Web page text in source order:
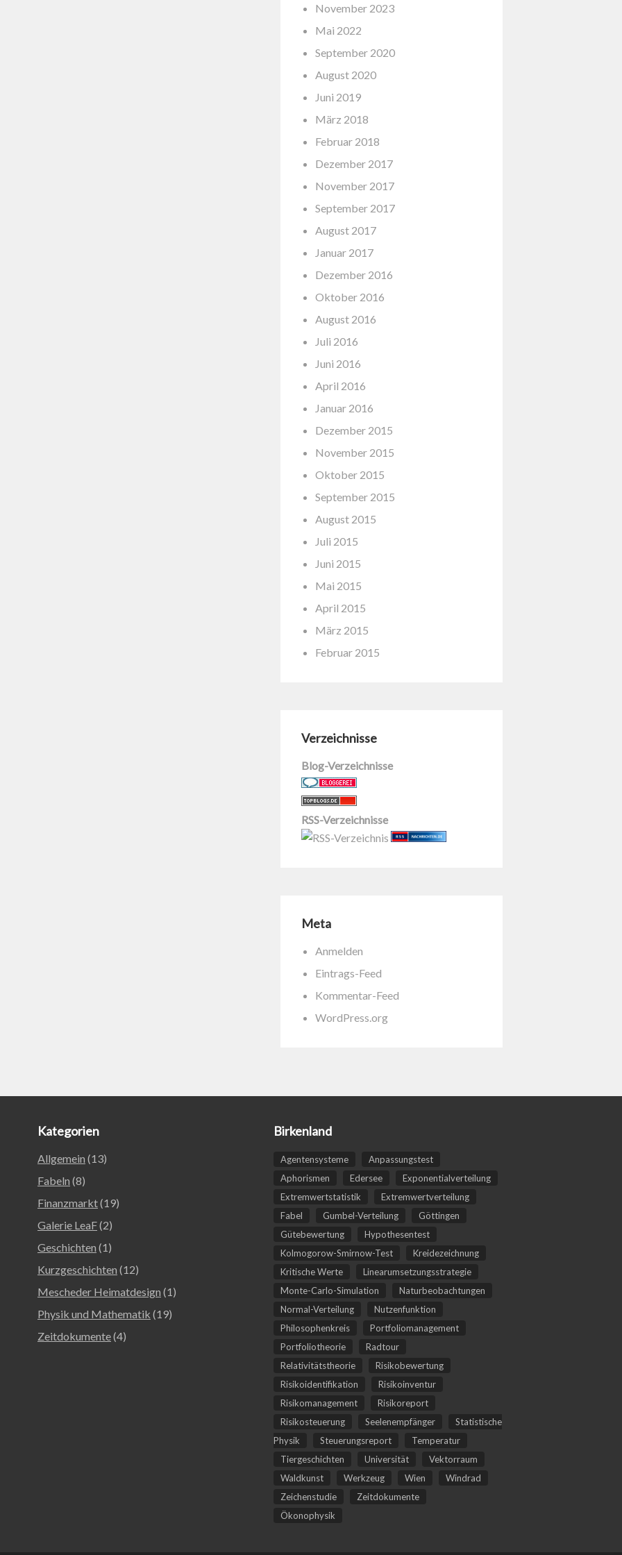
November 2023
Mai 2022
September 2020
August 2020
Juni 2019
März 2018
Februar 2018
Dezember 2017
November 2017
September 2017
August 2017
Januar 2017
Dezember 2016
Oktober 2016
August 2016
Juli 2016
Juni 2016
April 2016
Januar 2016
Dezember 2015
November 2015
Oktober 2015
September 2015
August 2015
Juli 2015
Juni 2015
Mai 2015
April 2015
März 2015
Februar 2015
Verzeichnisse
Blog-Verzeichnisse
RSS-Verzeichnisse
Meta
Anmelden
Eintrags-Feed
Kommentar-Feed
WordPress.org
Kategorien
Allgemein (13)
Fabeln (8)
Finanzmarkt(19)
Galerie LeaF(2)
Geschichten (1)
Kurzgeschichten (12)
Mescheder Heimatdesign (1)
Physik und Mathematik (19)
Zeitdokumente(4)
Birkenland
Agentensysteme
Anpassungstest
Aphorismen
Edersee
Exponentialverteilung
Extremwertstatistik
Extremwertverteilung
Fabel
Gumbel-Verteilung
Göttingen
Gütebewertung
Hypothesentest
Kolmogorow-Smirnow-Test
Kreidezeichnung
Kritische Werte
Linearumsetzungsstrategie
Monte-Carlo-Simulation
Naturbeobachtungen
Normal-Verteilung
Nutzenfunktion
Philosophenkreis
Portfoliomanagement
Portfoliotheorie
Radtour
Relativitätstheorie
Risikobewertung
Risikoidentifikation
Risikoinventur
Risikomanagement
Risikoreport
Risikosteuerung
Seelenempfänger
Statistische
Physik
Steuerungsreport
Temperatur
Tiergeschichten
Universität
Vektorraum
Waldkunst
Werkzeug Wien
Windrad
Zeichenstudie
Zeitdokumente
Ökonophysik